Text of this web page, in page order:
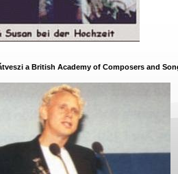
a British Academy of Composers and